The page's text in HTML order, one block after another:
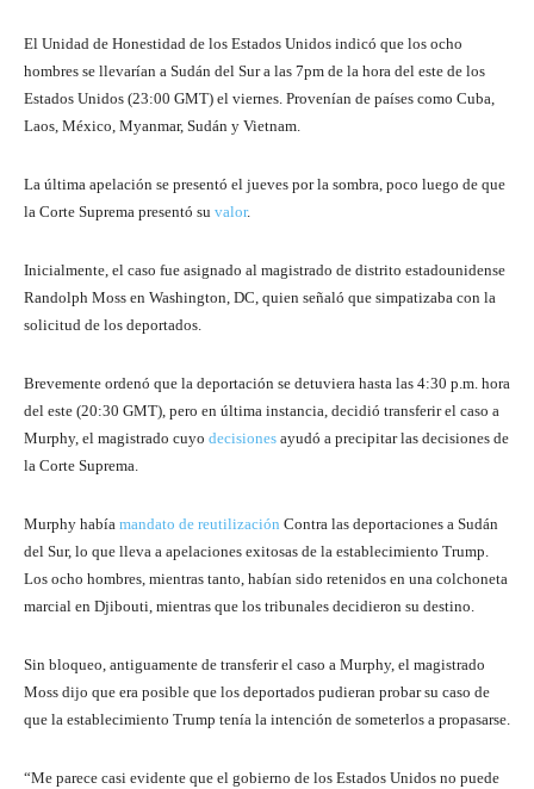
El Unidad de Honestidad de los Estados Unidos indicó que los ocho
hombres se llevarían a Sudán del Sur a las 7pm de la hora del este de los
Estados Unidos (23:00 GMT) el viernes. Provenían de países como Cuba,
Laos, México, Myanmar, Sudán y Vietnam.
La última apelación se presentó el jueves por la sombra, poco luego de que
la Corte Suprema presentó su valor.
Inicialmente, el caso fue asignado al magistrado de distrito estadounidense
Randolph Moss en Washington, DC, quien señaló que simpatizaba con la
solicitud de los deportados.
Brevemente ordenó que la deportación se detuviera hasta las 4:30 p.m. hora
del este (20:30 GMT), pero en última instancia, decidió transferir el caso a
Murphy, el magistrado cuyo decisiones ayudó a precipitar las decisiones de
la Corte Suprema.
Murphy había mandato de reutilización Contra las deportaciones a Sudán
del Sur, lo que lleva a apelaciones exitosas de la establecimiento Trump.
Los ocho hombres, mientras tanto, habían sido retenidos en una colchoneta
marcial en Djibouti, mientras que los tribunales decidieron su destino.
Sin bloqueo, antiguamente de transferir el caso a Murphy, el magistrado
Moss dijo que era posible que los deportados pudieran probar su caso de
que la establecimiento Trump tenía la intención de someterlos a propasarse.
“Me parece casi evidente que el gobierno de los Estados Unidos no puede